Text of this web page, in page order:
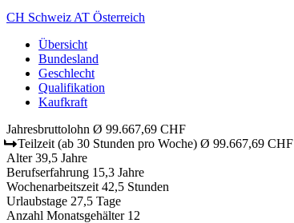
CH Schweiz AT Österreich
Übersicht
Bundesland
Geschlecht
Qualifikation
Kaufkraft
Jahresbruttolohn Ø 99.667,69 CHF
Teilzeit (ab 30 Stunden pro Woche) Ø 99.667,69 CHF
Alter 39,5 Jahre
Berufserfahrung 15,3 Jahre
Wochenarbeitszeit 42,5 Stunden
Urlaubstage 27,5 Tage
Anzahl Monatsgehälter 12